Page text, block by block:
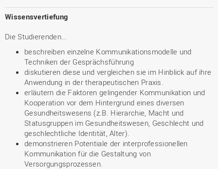
Wissensvertiefung
Die Studierenden...
beschreiben einzelne Kommunikationsmodelle und
Techniken der Gesprächsführung
diskutieren diese und vergleichen sie im Hinblick auf ihre
Anwendung in der therapeutischen Praxis.
erläutern die Faktoren gelingender Kommunikation und
Kooperation vor dem Hintergrund eines diversen
Gesundheitswesens (z.B. Hierarchie, Macht und
Statusgruppen im Gesundheitswesen, Geschlecht und
geschlechtliche Identität, Alter).
demonstrieren Potentiale der interprofessionellen
Kommunikation für die Gestaltung von
Versorgungsprozessen.